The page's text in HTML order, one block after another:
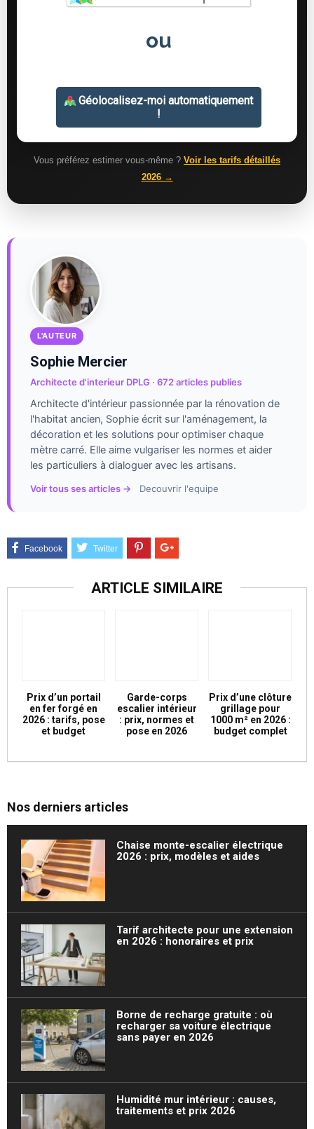
Vous préférez estimer vous-même ? Voir les tarifs détaillés
2026 →
L'AUTEUR
Sophie Mercier
Architecte d'interieur DPLG · 672 articles publies
Architecte d'intérieur passionnée par la rénovation de
l'habitat ancien, Sophie écrit sur l'aménagement, la
décoration et les solutions pour optimiser chaque
mètre carré. Elle aime vulgariser les normes et aider
les particuliers à dialoguer avec les artisans.
Voir tous ses articles → Decouvrir l'equipe
ARTICLE SIMILAIRE
Prix d’un portail
en fer forgé en
2026 : tarifs, pose
et budget
Garde-corps
escalier intérieur
: prix, normes et
pose en 2026
Prix d’une clôture
grillage pour
1000 m² en 2026 :
budget complet
Nos derniers articles
Chaise monte-escalier électrique
2026 : prix, modèles et aides
Tarif architecte pour une extension
en 2026 : honoraires et prix
Borne de recharge gratuite : où
recharger sa voiture électrique
sans payer en 2026
Humidité mur intérieur : causes,
traitements et prix 2026